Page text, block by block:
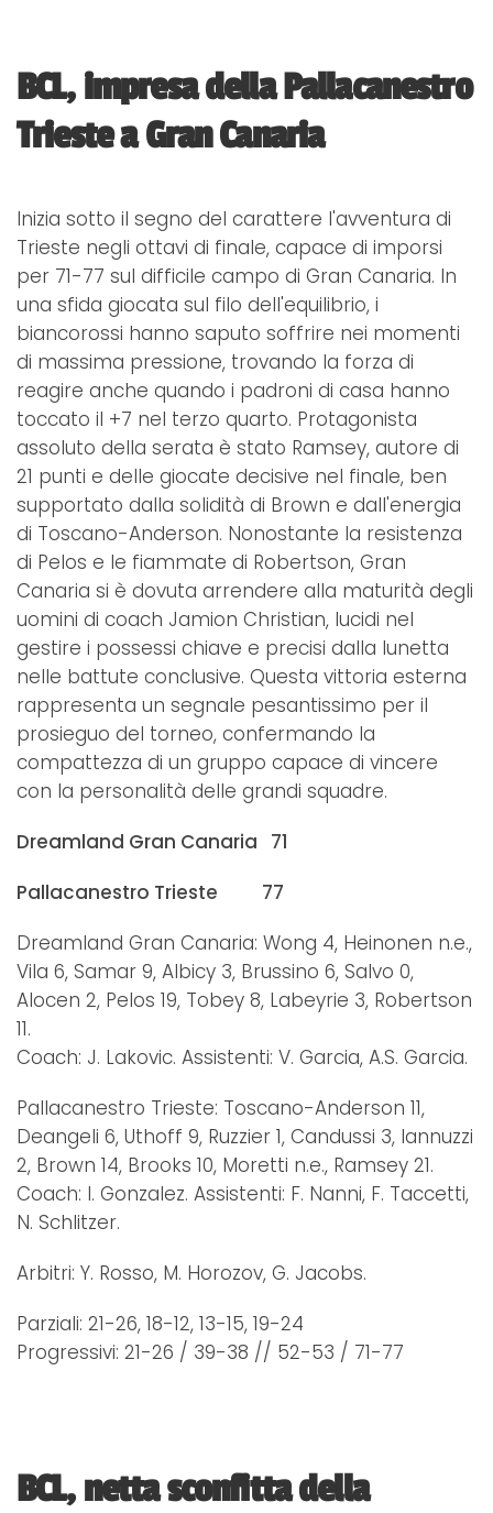
BCL, impresa della Pallacanestro
Trieste a Gran Canaria
Inizia sotto il segno del carattere l'avventura di
Trieste negli ottavi di finale, capace di imporsi
per 71-77 sul difficile campo di Gran Canaria. In
una sfida giocata sul filo dell'equilibrio, i
biancorossi hanno saputo soffrire nei momenti
di massima pressione, trovando la forza di
reagire anche quando i padroni di casa hanno
toccato il +7 nel terzo quarto. Protagonista
assoluto della serata è stato Ramsey, autore di
21 punti e delle giocate decisive nel finale, ben
supportato dalla solidità di Brown e dall'energia
di Toscano-Anderson. Nonostante la resistenza
di Pelos e le fiammate di Robertson, Gran
Canaria si è dovuta arrendere alla maturità degli
uomini di coach Jamion Christian, lucidi nel
gestire i possessi chiave e precisi dalla lunetta
nelle battute conclusive. Questa vittoria esterna
rappresenta un segnale pesantissimo per il
prosieguo del torneo, confermando la
compattezza di un gruppo capace di vincere
con la personalità delle grandi squadre.
Dreamland Gran Canaria 71
Pallacanestro Trieste 77
Dreamland Gran Canaria: Wong 4, Heinonen n.e.,
Vila 6, Samar 9, Albicy 3, Brussino 6, Salvo 0,
Alocen 2, Pelos 19, Tobey 8, Labeyrie 3, Robertson
11.
Coach: J. Lakovic. Assistenti: V. Garcia, A.S. Garcia.
Pallacanestro Trieste: Toscano-Anderson 11,
Deangeli 6, Uthoff 9, Ruzzier 1, Candussi 3, Iannuzzi
2, Brown 14, Brooks 10, Moretti n.e., Ramsey 21.
Coach: I. Gonzalez. Assistenti: F. Nanni, F. Taccetti,
N. Schlitzer.
Arbitri: Y. Rosso, M. Horozov, G. Jacobs.
Parziali: 21-26, 18-12, 13-15, 19-24
Progressivi: 21-26 / 39-38 // 52-53 / 71-77
BCL, netta sconfitta della